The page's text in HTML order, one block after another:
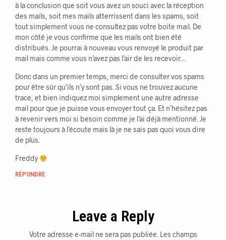
à la conclusion que soit vous avez un souci avec la réception
des mails, soit mes mails atterrissent dans les spams, soit
tout simplement vous ne consultez pas votre boite mail. De
mon côté je vous confirme que les mails ont bien été
distribués. Je pourrai à nouveau vous renvoyé le produit par
mail mais comme vous n’avez pas l’air de les recevoir…
Donc dans un premier temps, merci de consulter vos spams
pour être sûr qu’ils n’y sont pas. Si vous ne trouvez aucune
trace, et bien indiquez moi simplement une autre adresse
mail pour que je puisse vous envoyer tout ça. Et n’hésitez pas
à revenir vers moi si besoin comme je l’ai déjà mentionné. Je
reste toujours à l’écoute mais là je ne sais pas quoi vous dire
de plus.
Freddy
RÉPONDRE
Leave a Reply
Votre adresse e-mail ne sera pas publiée. Les champs